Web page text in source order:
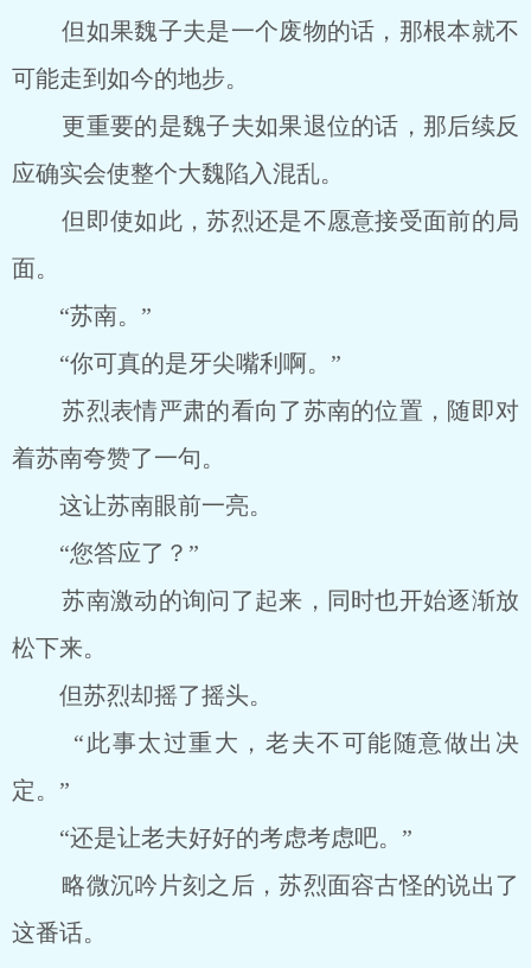
但如果魏子夫是一个废物的话，那根本就不
可能走到如今的地步。
更重要的是魏子夫如果退位的话，那后续反
应确实会使整个大魏陷入混乱。
但即使如此，苏烈还是不愿意接受面前的局
面。
“苏南。”
“你可真的是牙尖嘴利啊。”
苏烈表情严肃的看向了苏南的位置，随即对
着苏南夸赞了一句。
这让苏南眼前一亮。
“您答应了？”
苏南激动的询问了起来，同时也开始逐渐放
松下来。
但苏烈却摇了摇头。
“此事太过重大，老夫不可能随意做出决
定。”
“还是让老夫好好的考虑考虑吧。”
略微沉吟片刻之后，苏烈面容古怪的说出了
这番话。